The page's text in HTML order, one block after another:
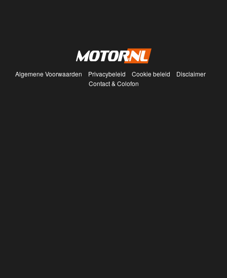
Algemene Voorwaarden Privacybeleid Cookie beleid
Disclaimer
Contact & Colofon